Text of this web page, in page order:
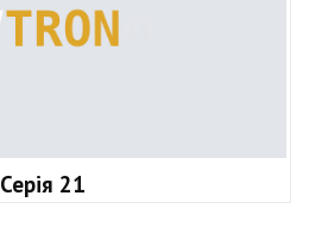
Серія 21